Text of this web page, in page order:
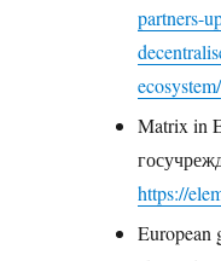
partners-
ecosystem/
Matrix in
https://
European